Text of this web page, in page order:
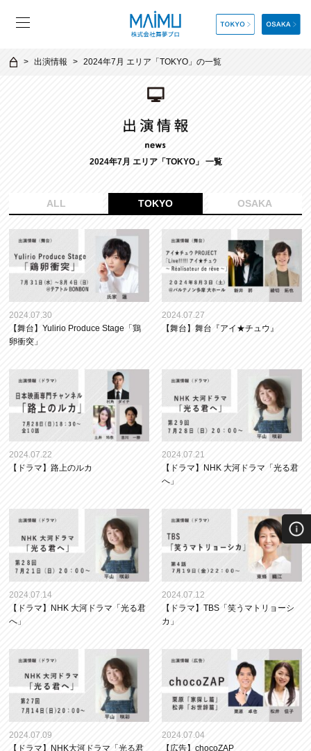
出演情報 2024年7月 エリア「TOKYO」の一覧
2024年7月 エリア「TOKYO」 一覧
ALL TOKYO OSAKA
2024.07.30
【舞台】Yulirio Produce Stage「鶏
卵衝突」
2024.07.27
【舞台】舞台『アイ★チュウ』
2024.07.22
【ドラマ】路上のルカ
2024.07.21
【ドラマ】NHK 大河ドラマ「光る君
へ」
2024.07.14
【ドラマ】NHK 大河ドラマ「光る君
へ」
2024.07.12
【ドラマ】TBS「笑うマトリョーシ
カ」
2024.07.09
【ドラマ】NHK大河ドラマ「光る君
2024.07.04
【広告】chocoZAP